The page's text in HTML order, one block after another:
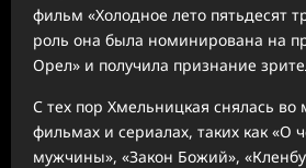
фильм «Холодное лето пятьдесят
роль она была номинирована на
Орел» и получила признание
С тех пор Хмельницкая снялась во
фильмах и сериалах, таких как «О
мужчины», «Закон Божий»,